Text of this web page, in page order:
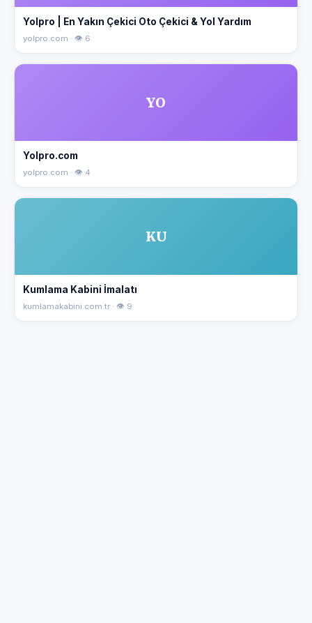
Yolpro | En Yakın Çekici Oto Çekici & Yol Yardım
yolpro.com · 👁 6
YO
Yolpro.com
yolpro.com · 👁 4
KU
Kumlama Kabini İmalatı
kumlamakabini.com.tr · 👁 9